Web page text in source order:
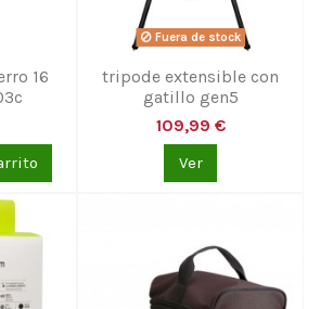
16
Fuera de stock
tripode extensible con
gatillo gen5
109,99 €
Ver